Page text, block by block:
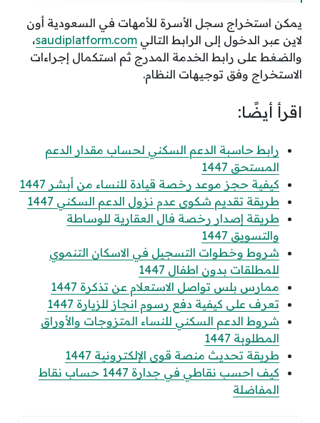
يمكن استخراج سجل الأسرة للأمهات في السعودية أون
لاين عبر الدخول إلى الرابط التالي saudiplatform.com،
والضغط على رابط الخدمة المدرج ثم استكمال إجراءات
الاستخراج وفق توجيهات النظام.
اقرأ أيضًا:
رابط حاسبة الدعم السكني لحساب مقدار الدعم
المستحق 1447
كيفية حجز موعد رخصة قيادة للنساء من أبشر 1447
طريقة تقديم شكوى عدم نزول الدعم السكني 1447
طريقة إصدار رخصة فال العقارية للوساطة
والتسويق 1447
شروط وخطوات التسجيل في الاسكان التنموي
للمطلقات بدون اطفال 1447
ممارس بلس تواصل الاستعلام عن تذكرة 1447
تعرف على كيفية دفع رسوم انجاز للزيارة 1447
شروط الدعم السكني للنساء المتزوجات والأوراق
المطلوبة 1447
طريقة تحديث منصة قوى الإلكترونية 1447
كيف احسب نقاطي في جدارة 1447 حساب نقاط
المفاضلة